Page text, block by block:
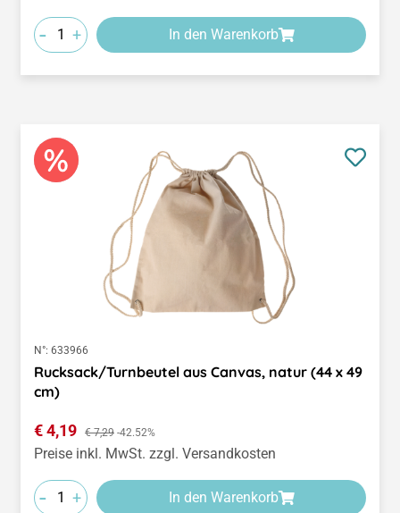
- + In den Warenkorb
N°: 633966
Rucksack/Turnbeutel aus Canvas, natur (44 x 49
cm)
Verkaufspreis:
€ 4,19 Regulärer Preis:
€ 7,29 -42.52%
Preise inkl. MwSt. zzgl. Versandkosten
- + In den Warenkorb